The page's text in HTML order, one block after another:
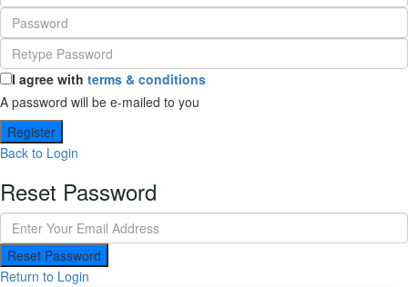
I agree with terms & conditions
A password will be e-mailed to you
Register
Back to Login
Reset Password
Reset Password
Return to Login